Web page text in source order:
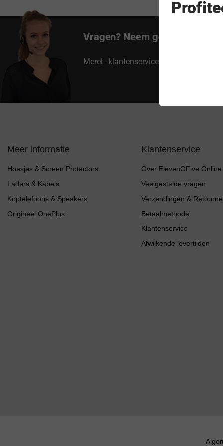
Vragen? Neem gerust contact
Merel - klantenservice
Meer informatie
Hoesjes & Screen Protectors
Laders & Kabels
Koptelefoons & Speakers
Origineel OnePlus
Klantenservice
Over ElevenOFive Online
Veelgestelde vragen
Verzendingen &
Betaalmethode
Klantenservice
Afwijkende levertijden